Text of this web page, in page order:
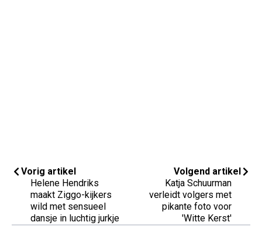
Vorig artikel
Helene Hendriks
maakt Ziggo-kijkers
wild met sensueel
dansje in luchtig jurkje
Volgend artikel
Katja Schuurman
verleidt volgers met
pikante foto voor
'Witte Kerst'